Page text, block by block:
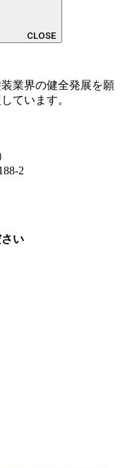
CLOSE
業界の健全発展を願
ています。
2
い